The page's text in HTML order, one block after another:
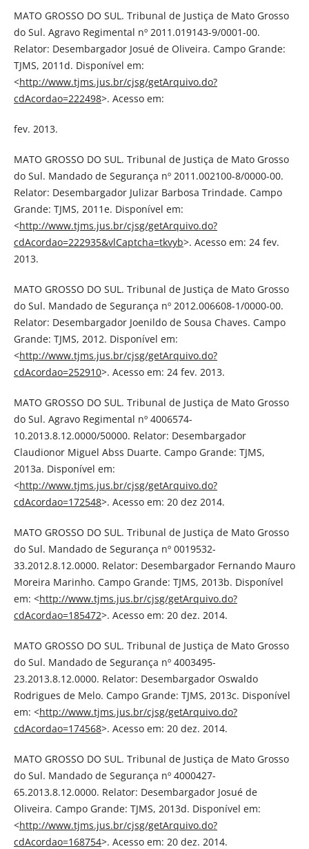
MATO GROSSO DO SUL. Tribunal de Justiça de Mato Grosso
do Sul. Agravo Regimental nº 2011.019143-9/0001-00.
Relator: Desembargador Josué de Oliveira. Campo Grande:
TJMS, 2011d. Disponível em:
<http://www.tjms.jus.br/cjsg/getArquivo.do?
cdAcordao=222498>. Acesso em:
fev. 2013.
MATO GROSSO DO SUL. Tribunal de Justiça de Mato Grosso
do Sul. Mandado de Segurança nº 2011.002100-8/0000-00.
Relator: Desembargador Julizar Barbosa Trindade. Campo
Grande: TJMS, 2011e. Disponível em:
<http://www.tjms.jus.br/cjsg/getArquivo.do?
cdAcordao=222935&vlCaptcha=tkvyb>. Acesso em: 24 fev.
2013.
MATO GROSSO DO SUL. Tribunal de Justiça de Mato Grosso
do Sul. Mandado de Segurança nº 2012.006608-1/0000-00.
Relator: Desembargador Joenildo de Sousa Chaves. Campo
Grande: TJMS, 2012. Disponível em:
<http://www.tjms.jus.br/cjsg/getArquivo.do?
cdAcordao=252910>. Acesso em: 24 fev. 2013.
MATO GROSSO DO SUL. Tribunal de Justiça de Mato Grosso
do Sul. Agravo Regimental nº 4006574-
10.2013.8.12.0000/50000. Relator: Desembargador
Claudionor Miguel Abss Duarte. Campo Grande: TJMS,
2013a. Disponível em:
<http://www.tjms.jus.br/cjsg/getArquivo.do?
cdAcordao=172548>. Acesso em: 20 dez 2014.
MATO GROSSO DO SUL. Tribunal de Justiça de Mato Grosso
do Sul. Mandado de Segurança nº 0019532-
33.2012.8.12.0000. Relator: Desembargador Fernando Mauro
Moreira Marinho. Campo Grande: TJMS, 2013b. Disponível
em: <http://www.tjms.jus.br/cjsg/getArquivo.do?
cdAcordao=185472>. Acesso em: 20 dez. 2014.
MATO GROSSO DO SUL. Tribunal de Justiça de Mato Grosso
do Sul. Mandado de Segurança nº 4003495-
23.2013.8.12.0000. Relator: Desembargador Oswaldo
Rodrigues de Melo. Campo Grande: TJMS, 2013c. Disponível
em: <http://www.tjms.jus.br/cjsg/getArquivo.do?
cdAcordao=174568>. Acesso em: 20 dez. 2014.
MATO GROSSO DO SUL. Tribunal de Justiça de Mato Grosso
do Sul. Mandado de Segurança nº 4000427-
65.2013.8.12.0000. Relator: Desembargador Josué de
Oliveira. Campo Grande: TJMS, 2013d. Disponível em:
<http://www.tjms.jus.br/cjsg/getArquivo.do?
cdAcordao=168754>. Acesso em: 20 dez. 2014.